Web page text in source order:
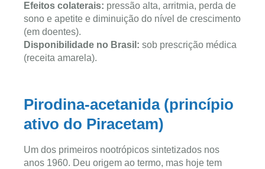
Efeitos colaterais: pressão alta, arritmia, perda de
sono e apetite e diminuição do nível de crescimento
(em doentes).
Disponibilidade no Brasil: sob prescrição médica
(receita amarela).
Pirodina-acetanida (princípio
ativo do Piracetam)
Um dos primeiros nootrópicos sintetizados nos
anos 1960. Deu origem ao termo, mas hoje tem